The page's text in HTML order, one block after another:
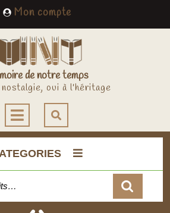
Mon compteMy
Account
de notre temps
oui à l'héritage
Open
Button